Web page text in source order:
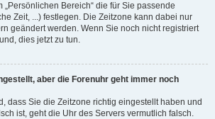
Bereich“ die für Sie passende
Zeit, ...) festlegen. Die Zeitzone kann dabei nur
geändert werden. Wenn Sie noch nicht registriert
dies jetzt zu tun.
aber die Forenuhr geht immer noch
dass Sie die Zeitzone richtig eingestellt haben und
ist, geht die Uhr des Servers vermutlich falsch.